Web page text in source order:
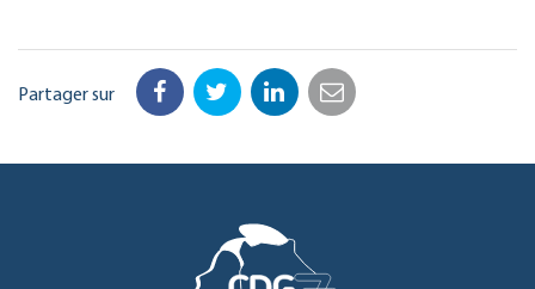
Partager sur Facebook
TwitterLinkedIn
Email